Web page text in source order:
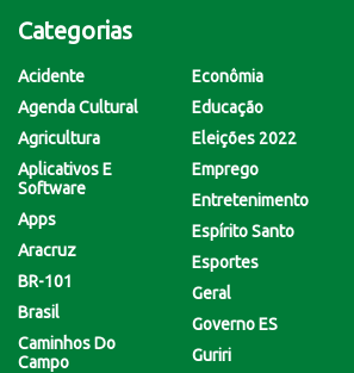
Categorias
Acidente
Agenda Cultural
Agricultura
Aplicativos E
Software
Apps
Aracruz
BR-101
Brasil
Caminhos Do
Campo
Econômia
Educação
Eleições 2022
Emprego
Entretenimento
Espírito Santo
Esportes
Geral
Governo ES
Guriri